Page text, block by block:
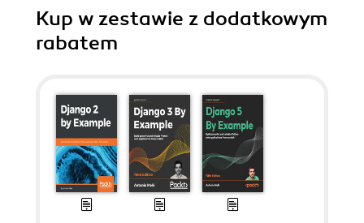
Kup w zestawie z dodatkowym
rabatem